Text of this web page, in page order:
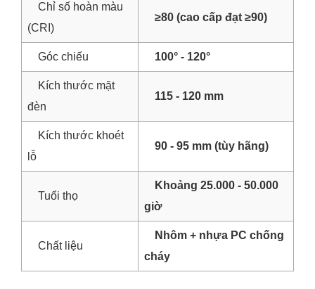
Chỉ số hoàn màu
(CRI)
≥80 (cao cấp đạt ≥90)
Góc chiếu 100° - 120°
Kích thước mặt
đèn
115 - 120 mm
Kích thước khoét
lỗ
90 - 95 mm (tùy hãng)
Tuổi thọ
Khoảng 25.000 - 50.000
giờ
Chất liệu
Nhôm + nhựa PC chống
cháy